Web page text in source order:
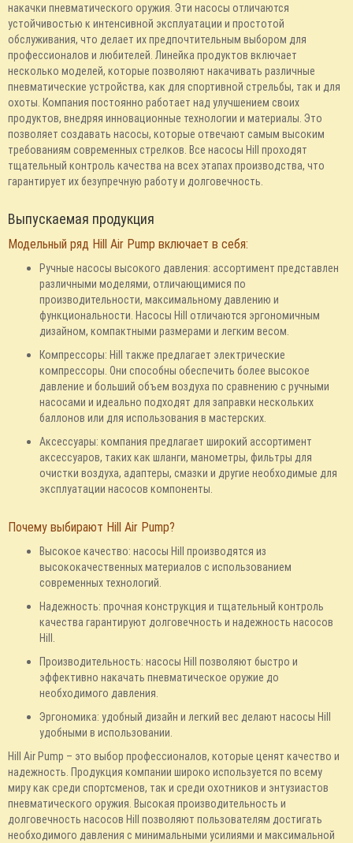
накачки пневматического оружия. Эти насосы отличаются
устойчивостью к интенсивной эксплуатации и простотой
обслуживания, что делает их предпочтительным выбором для
профессионалов и любителей. Линейка продуктов включает
несколько моделей, которые позволяют накачивать различные
пневматические устройства, как для спортивной стрельбы, так и для
охоты. Компания постоянно работает над улучшением своих
продуктов, внедряя инновационные технологии и материалы. Это
позволяет создавать насосы, которые отвечают самым высоким
требованиям современных стрелков. Все насосы Hill проходят
тщательный контроль качества на всех этапах производства, что
гарантирует их безупречную работу и долговечность.
Выпускаемая продукция
Модельный ряд Hill Air Pump включает в себя:
Ручные насосы высокого давления: ассортимент представлен
различными моделями, отличающимися по
производительности, максимальному давлению и
функциональности. Насосы Hill отличаются эргономичным
дизайном, компактными размерами и легким весом.
Компрессоры: Hill также предлагает электрические
компрессоры. Они способны обеспечить более высокое
давление и больший объем воздуха по сравнению с ручными
насосами и идеально подходят для заправки нескольких
баллонов или для использования в мастерских.
Аксессуары: компания предлагает широкий ассортимент
аксессуаров, таких как шланги, манометры, фильтры для
очистки воздуха, адаптеры, смазки и другие необходимые для
эксплуатации насосов компоненты.
Почему выбирают Hill Air Pump?
Высокое качество: насосы Hill производятся из
высококачественных материалов с использованием
современных технологий.
Надежность: прочная конструкция и тщательный контроль
качества гарантируют долговечность и надежность насосов
Hill.
Производительность: насосы Hill позволяют быстро и
эффективно накачать пневматическое оружие до
необходимого давления.
Эргономика: удобный дизайн и легкий вес делают насосы Hill
удобными в использовании.
Hill Air Pump – это выбор профессионалов, которые ценят качество и
надежность. Продукция компании широко используется по всему
миру как среди спортсменов, так и среди охотников и энтузиастов
пневматического оружия. Высокая производительность и
долговечность насосов Hill позволяют пользователям достигать
необходимого давления с минимальными усилиями и максимальной